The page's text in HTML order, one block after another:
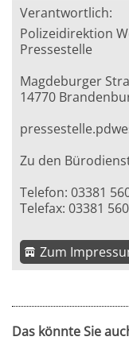
Verantwortlich:
Polizeidirektion
Pressestelle
Magdeburger
14770
Zu den
Telefon: 03381
Telefax: 03381
Zum
Das könnte Sie